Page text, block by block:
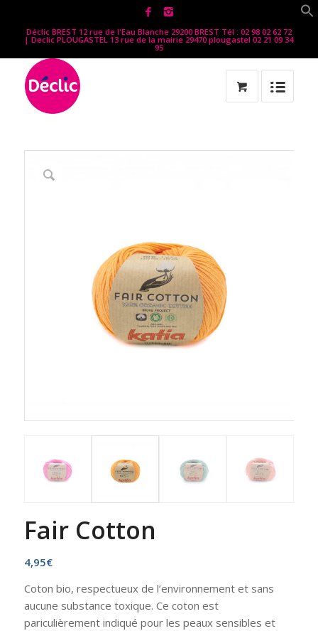
Déclic BREST 12 rue de l'Eau Blanche 29200 BREST Tél : 02 98 02 62 72
| Declic PLOUGASTEL 13 rue de la mairie 29470 plougastel 02 21 09 34
95
Fair Cotton
4,95€
Coton bio, respectueux de l’environnement et sans
aucune substance toxique. Ce coton est
pariculièrement indiqué pour les peaux sensibles et